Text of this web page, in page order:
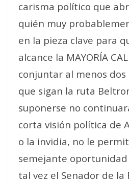
carisma político que
quién muy
en la pieza clave para
alcance la MAYORÍA
conjuntar al menos dos
que sigan la ruta
suponerse no
corta visión política de
o la invidia, no le
semejante
tal vez el Senador de la